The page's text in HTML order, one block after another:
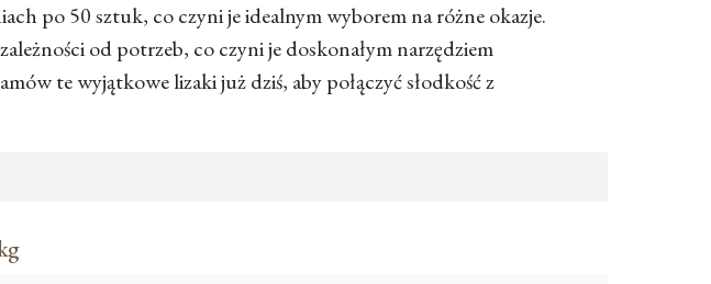
po 50 sztuk, co czyni je idealnym wyborem na różne okazje.
od potrzeb, co czyni je doskonałym narzędziem
te wyjątkowe lizaki już dziś, aby połączyć słodkość z